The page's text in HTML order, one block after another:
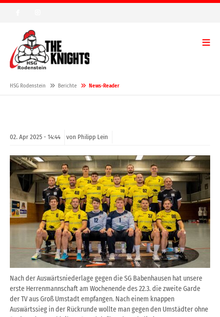
HSG Rodenstein Berichte News-Reader
02. Apr 2025 - 14:44 von Philipp Lein
Nach der Auswärtsniederlage gegen die SG Babenhausen hat unsere
erste Herrenmannschaft am Wochenende des 22.3. die zweite Garde
der TV aus Groß Umstadt empfangen. Nach einem knappen
Auswärtssieg in der Rückrunde wollte man gegen den Umstädter ohne